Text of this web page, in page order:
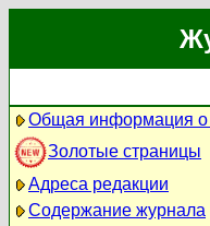
Общая информация о
Золотые страницы
Адреса редакции
Содержание журнала